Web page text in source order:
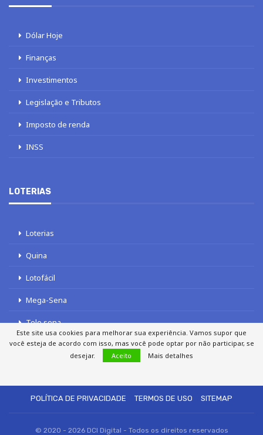
Dólar Hoje
Finanças
Investimentos
Legislação e Tributos
Imposto de renda
INSS
LOTERIAS
Loterias
Quina
Lotofácil
Mega-Sena
Tele sena
POLÍTICA DE PRIVACIDADE
TERMOS DE USO SITEMAP
© 2020 - 2026 DCI Digital - Todos os direitos reservados
Este site usa cookies para melhorar sua experiência. Vamos supor que
você esteja de acordo com isso, mas você pode optar por não participar, se
desejar.
Aceito Mais detalhes